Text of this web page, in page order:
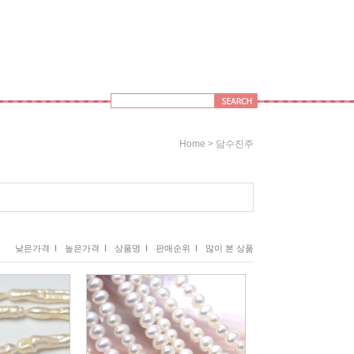
Home > 담수진주
낮은가격 I 높은가격 I 상품명 I 판매순위 I 많이 본 상품